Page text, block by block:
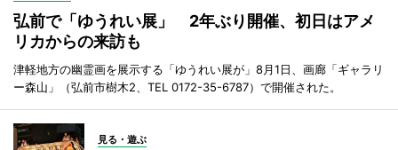
弘前で「ゆうれい展」 2年ぶり開催、初日はアメ
リカからの来訪も
津軽地方の幽霊画を展示する「ゆうれい展が」8月1日、画廊「ギャラリ
ー森山」（弘前市樹木2、TEL 0172-35-6787）で開催された。
見る・遊ぶ